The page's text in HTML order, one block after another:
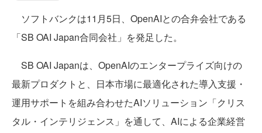
ソフトバンクは11月5日、OpenAIとの合弁会社である
「SB OAI Japan合同会社」を発足した。
SB OAI Japanは、OpenAIのエンタープライズ向けの
最新プロダクトと、日本市場に最適化された導入支援・
運用サポートを組み合わせたAIソリューション「クリス
タル・インテリジェンス」を通して、AIによる企業経営